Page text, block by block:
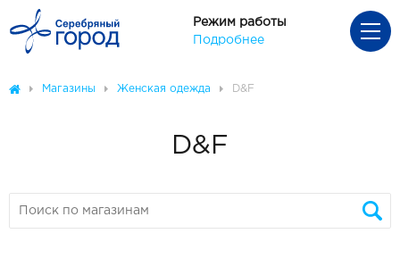
Режим работы
Подробнее
Магазины Женская одежда D&F
D&F